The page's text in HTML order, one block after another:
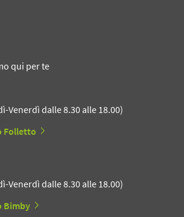
qui per te
Venerdì dalle 8.30 alle 18.00)
Folletto
Venerdì dalle 8.30 alle 18.00)
Bimby